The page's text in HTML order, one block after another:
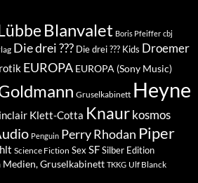
Blanvalet Boris Pfeiffer cbj
Die drei ??? Die drei ??? Kids Droemer
EUROPA EUROPA (Sony Music)
Gruselkabinett Heyne
Klett-Cotta Knaur kosmos
Penguin Perry Rhodan Piper
Science Fiction Sex SFSilber Edition
Medien, Gruselkabinett TKKG Ulf Blanck